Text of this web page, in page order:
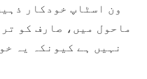
ون اسٹاپ خودکار
ماحول میں، صارف کو
نہیں ہے کیونکہ یہ